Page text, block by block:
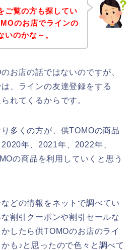
ご覧の方も探してい
のお店でラインの
のかな～。
お店の話ではないのですが、
、ラインの友達登録をする
れてくるからです。
多くの方が、供TOMOの商品
年、2021年、2022年、
の商品を利用していくと思う
どの情報をネットで調べてい
割引クーポンや割引セールな
したら供TOMOのお店のライ
も♪と思ったので色々と調べて